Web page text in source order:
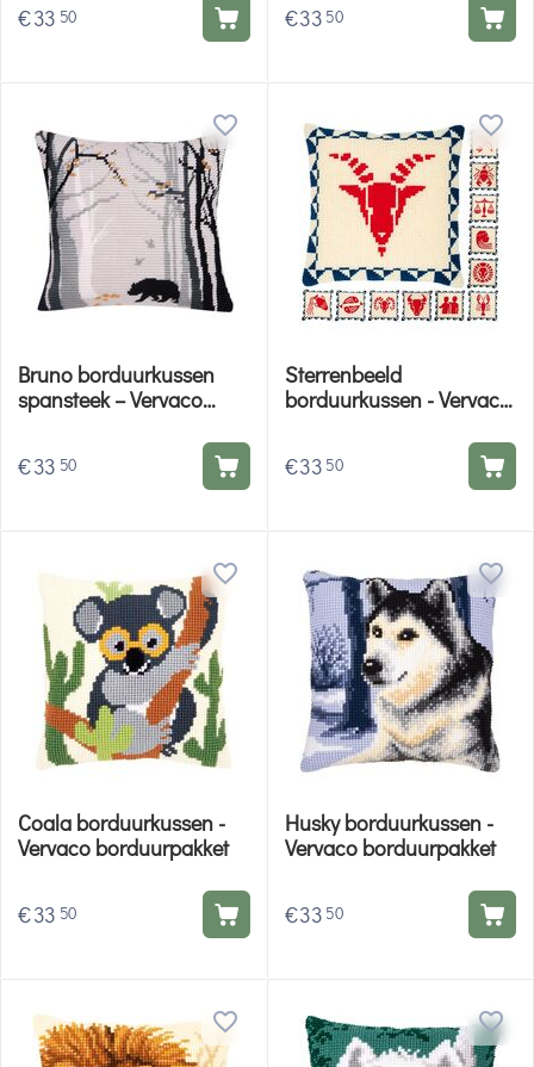
€33 50
€33 50
Bruno borduurkussen
spansteek – Vervaco
€33 50
Sterrenbeeld
borduurkussen - Vervaco
€33 50
Coala borduurkussen -
Vervaco borduurpakket
€33 50
Husky borduurkussen -
Vervaco borduurpakket
€33 50